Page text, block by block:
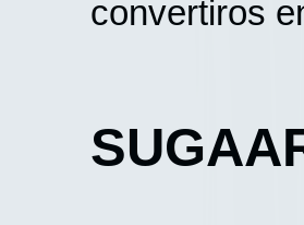
convertiros